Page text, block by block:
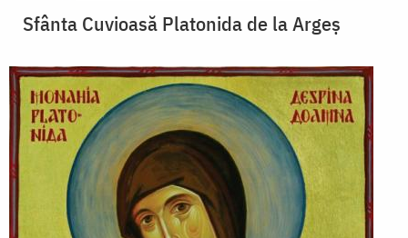
Sfânta Cuvioasă Platonida de la Argeș